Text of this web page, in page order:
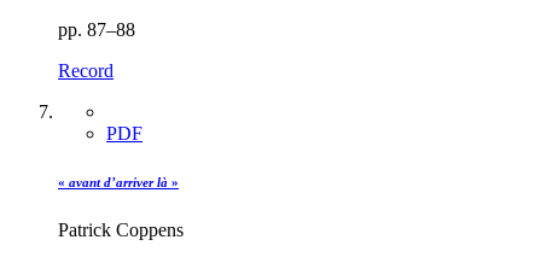
pp. 87–88
Record
PDF
« avant d’arriver là »
Patrick Coppens